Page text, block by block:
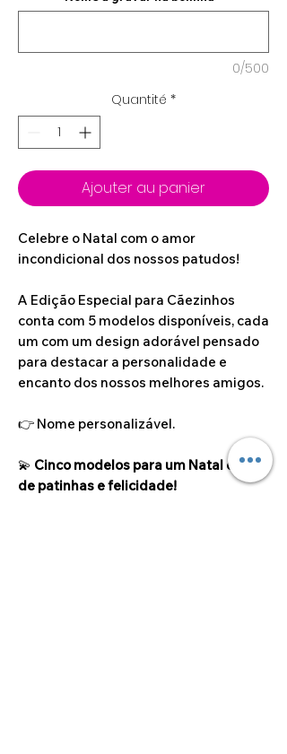
0/500
Quantité *
Ajouter au panier
Celebre o Natal com o amor
incondicional dos nossos patudos!
A Edição Especial para Cãezinhos
conta com 5 modelos disponíveis, cada
um com um design adorável pensado
para destacar a personalidade e
encanto dos nossos melhores amigos.
👉 Nome personalizável.
💫 Cinco modelos para um Natal cheio
de patinhas e felicidade!